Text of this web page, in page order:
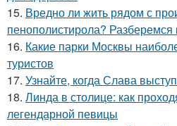
15. Вредно ли жить рядом с
пенополистирола?
16. Какие парки Москвы
туристов
17. Узнайте, когда Слава
18. Линда в столице: как
легендарной певицы